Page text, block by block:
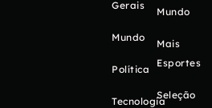
Gerais
Mundo
Política
Tecnologia
Mundo
Mais
Esportes
Seleção